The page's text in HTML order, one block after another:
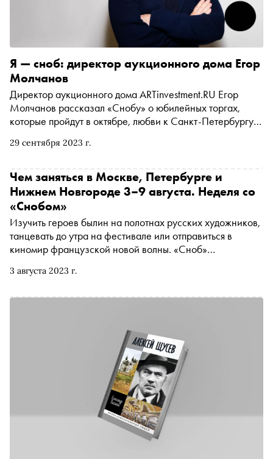
29 сентября 2023 г.
Я — сноб: директор аукционного дома Егор
Молчанов
Директор аукционного дома ARTinvestment.RU Егор
Молчанов рассказал «Снобу» о юбилейных торгах,
которые пройдут в октябре, любви к Санкт-Петербургу,
пустым стенам
3 августа 2023 г.
Чем заняться в Москве, Петербурге и
Нижнем Новгороде 3–9 августа. Неделя со
«Снобом»
Изучить героев былин на полотнах русских художников,
танцевать до утра на фестивале или отправиться в
киномир французской новой волны. «Сноб»
Санкт-Петербурге и за городом на ближайшей неделе